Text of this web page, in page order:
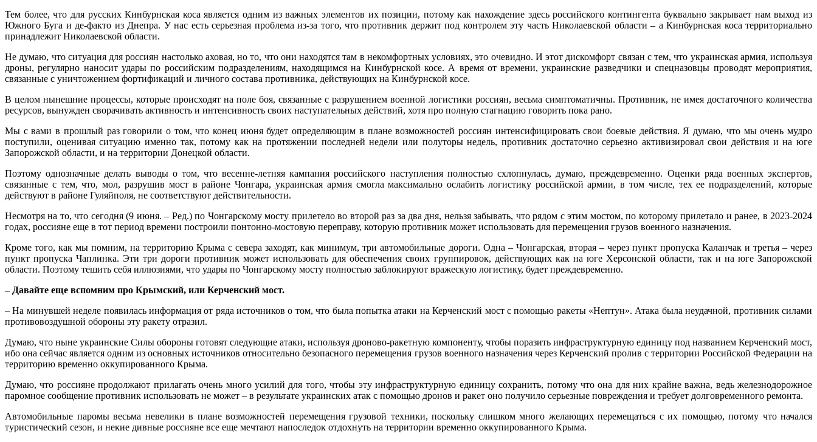
Тем более, что для русских Кинбурнская коса является одним из важных элементов их позиции, потому как нахождение здесь российского контингента буквально закрывает нам выход из
Южного Буга и де-факто из Днепра. У нас есть серьезная проблема из-за того, что противник держит под контролем эту часть Николаевской области – а Кинбурнская коса территориально
принадлежит Николаевской области.
Не думаю, что ситуация для россиян настолько аховая, но то, что они находятся там в некомфортных условиях, это очевидно. И этот дискомфорт связан с тем, что украинская армия, используя
дроны, регулярно наносит удары по российским подразделениям, находящимся на Кинбурнской косе. А время от времени, украинские разведчики и спецназовцы проводят мероприятия,
связанные с уничтожением фортификаций и личного состава противника, действующих на Кинбурнской косе.
В целом нынешние процессы, которые происходят на поле боя, связанные с разрушением военной логистики россиян, весьма симптоматичны. Противник, не имея достаточного количества
ресурсов, вынужден сворачивать активность и интенсивность своих наступательных действий, хотя про полную стагнацию говорить пока рано.
Мы с вами в прошлый раз говорили о том, что конец июня будет определяющим в плане возможностей россиян интенсифицировать свои боевые действия. Я думаю, что мы очень мудро
поступили, оценивая ситуацию именно так, потому как на протяжении последней недели или полуторы недель, противник достаточно серьезно активизировал свои действия и на юге
Запорожской области, и на территории Донецкой области.
Поэтому однозначные делать выводы о том, что весенне-летняя кампания российского наступления полностью схлопнулась, думаю, преждевременно. Оценки ряда военных экспертов,
связанные с тем, что, мол, разрушив мост в районе Чонгара, украинская армия смогла максимально ослабить логистику российской армии, в том числе, тех ее подразделений, которые
действуют в районе Гуляйполя, не соответствуют действительности.
Несмотря на то, что сегодня (9 июня. – Ред.) по Чонгарскому мосту прилетело во второй раз за два дня, нельзя забывать, что рядом с этим мостом, по которому прилетало и ранее, в 2023-2024
годах, россияне еще в тот период времени построили понтонно-мостовую переправу, которую противник может использовать для перемещения грузов военного назначения.
Кроме того, как мы помним, на территорию Крыма с севера заходят, как минимум, три автомобильные дороги. Одна – Чонгарская, вторая – через пункт пропуска Каланчак и третья – через
пункт пропуска Чаплинка. Эти три дороги противник может использовать для обеспечения своих группировок, действующих как на юге Херсонской области, так и на юге Запорожской
области. Поэтому тешить себя иллюзиями, что удары по Чонгарскому мосту полностью заблокируют вражескую логистику, будет преждевременно.
– Давайте еще вспомним про Крымский, или Керченский мост.
– На минувшей неделе появилась информация от ряда источников о том, что была попытка атаки на Керченский мост с помощью ракеты «Нептун». Атака была неудачной, противник силами
противовоздушной обороны эту ракету отразил.
Думаю, что ныне украинские Силы обороны готовят следующие атаки, используя дроново-ракетную компоненту, чтобы поразить инфраструктурную единицу под названием Керченский мост,
ибо она сейчас является одним из основных источников относительно безопасного перемещения грузов военного назначения через Керченский пролив с территории Российской Федерации на
территорию временно оккупированного Крыма.
Думаю, что россияне продолжают прилагать очень много усилий для того, чтобы эту инфраструктурную единицу сохранить, потому что она для них крайне важна, ведь железнодорожное
паромное сообщение противник использовать не может – в результате украинских атак с помощью дронов и ракет оно получило серьезные повреждения и требует долговременного ремонта.
Автомобильные паромы весьма невелики в плане возможностей перемещения грузовой техники, поскольку слишком много желающих перемещаться с их помощью, потому что начался
туристический сезон, и некие дивные россияне все еще мечтают напоследок отдохнуть на территории временно оккупированного Крыма.